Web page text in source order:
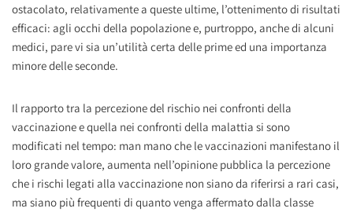
ostacolato, relativamente a queste ultime, l’ottenimento di risultati
efficaci: agli occhi della popolazione e, purtroppo, anche di alcuni
medici, pare vi sia un’utilità certa delle prime ed una importanza
minore delle seconde.
Il rapporto tra la percezione del rischio nei confronti della
vaccinazione e quella nei confronti della malattia si sono
modificati nel tempo: man mano che le vaccinazioni manifestano il
loro grande valore, aumenta nell’opinione pubblica la percezione
che i rischi legati alla vaccinazione non siano da riferirsi a rari casi,
ma siano più frequenti di quanto venga affermato dalla classe